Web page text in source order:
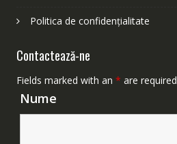
Politica de confidențialitate
Contactează-ne
Fields marked with an * are required
Nume